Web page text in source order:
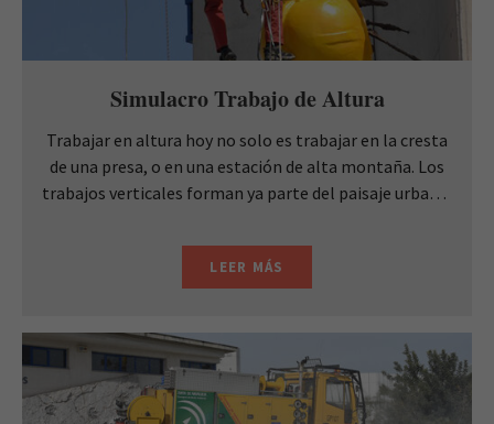
Simulacro Trabajo de Altura
Trabajar en altura hoy no solo es trabajar en la cresta
de una presa, o en una estación de alta montaña. Los
trabajos verticales forman ya parte del paisaje urbano:
acristaladas, etc., permiten visualizar trabajadores
colgados ...
LEER MÁS